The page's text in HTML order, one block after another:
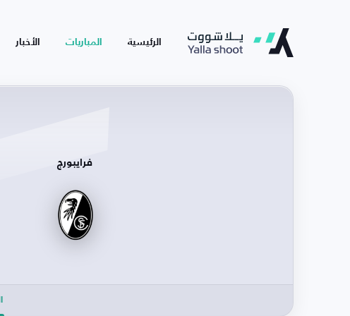
الرئيسية المباريات الأخبار
فرايبورج